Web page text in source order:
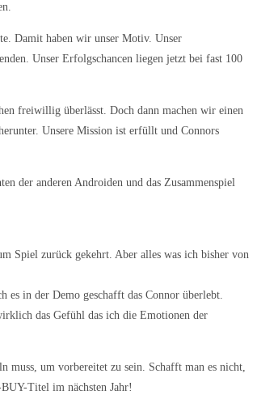
Damit haben wir unser Motiv. Unser
Unser Erfolgschancen liegen jetzt bei fast 100
freiwillig überlässt. Doch dann machen wir einen
Unsere Mission ist erfüllt und Connors
der anderen Androiden und das Zusammenspiel
Spiel zurück gekehrt. Aber alles was ich bisher von
es in der Demo geschafft das Connor überlebt.
das Gefühl das ich die Emotionen der
muss, um vorbereitet zu sein. Schafft man es nicht,
Titel im nächsten Jahr!